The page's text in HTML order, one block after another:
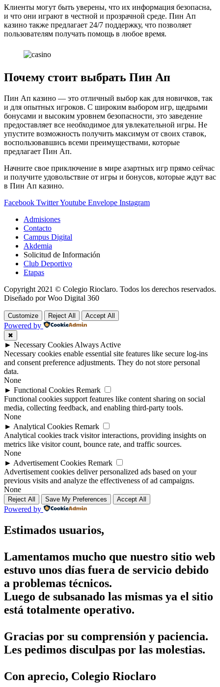
Клиенты могут быть уверены, что их информация безопасна,
и что они играют в честной и прозрачной среде. Пин Ап
казино также предлагает 24/7 поддержку, что позволяет
пользователям получать помощь в любое время.
Почему стоит выбрать Пин Ап
Пин Ап казино — это отличный выбор как для новичков, так
и для опытных игроков. С широким выбором игр, щедрыми
бонусами и высоким уровнем безопасности, это заведение
предоставляет все необходимое для увлекательной игры. Не
упустите возможность получить максимум от своих ставок,
воспользовавшись всеми преимуществами, которые
предлагает Пин Ап.
Начните свое приключение в мире азартных игр прямо сейчас
и получите удовольствие от игры и бонусов, которые ждут вас
в Пин Ап казино.
Facebook TwitterYoutube Envelope Instagram
Admisiones
Contacto
Campus Digital
Akdemia
Solicitud de Información
Club Deportivo
Etapas
Copyright 2021 © Colegio Rioclaro. Todos los derechos reservados.
Diseñado por Woo Digital 360
Customize Reject All Accept All
Powered by
✖
► Necessary Cookies Always Active
Necessary cookies enable essential site features like secure log-ins
and consent preference adjustments. They do not store personal
data.
None
► Functional Cookies Remark
Functional cookies support features like content sharing on social
media, collecting feedback, and enabling third-party tools.
None
► Analytical Cookies Remark
Analytical cookies track visitor interactions, providing insights on
metrics like visitor count, bounce rate, and traffic sources.
None
► Advertisement Cookies Remark
Advertisement cookies deliver personalized ads based on your
previous visits and analyze the effectiveness of ad campaigns.
None
Reject All Save My Preferences Accept All
Powered by
Estimados usuarios,
Lamentamos mucho que nuestro sitio web
estuvo unos días fuera de servicio debido
a problemas técnicos.
Luego de subsanado las mismas ya el sitio
está totalmente operativo.
Gracias por su comprensión y paciencia.
Les pedimos disculpas por las molestias.
Con aprecio, Colegio Rioclaro